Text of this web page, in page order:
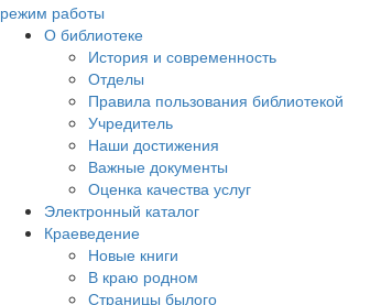
режим работы
О библиотеке
История и современность
Отделы
Правила пользования библиотекой
Учредитель
Наши достижения
Важные документы
Оценка качества услуг
Электронный каталог
Краеведение
Новые книги
В краю родном
Страницы былого